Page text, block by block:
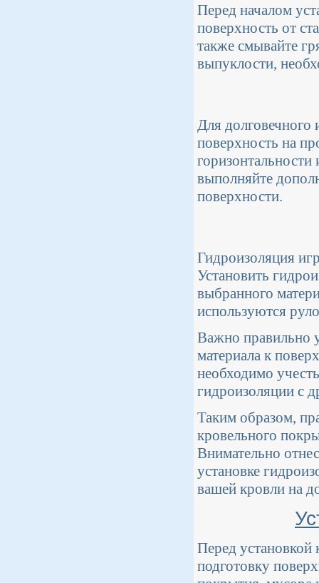
Перед началом
поверхность от
также смывайте
выпуклости,
Для долговечного
поверхность на
выполняйте
поверхности.
Гидроизоляция
Установить
выбранного
используются
Важно правильно
материала к
необходимо
гидроизоляции с
Таким образом,
кровельного
Внимательно
установке
вашей кровли на
Перед установкой
подготовку